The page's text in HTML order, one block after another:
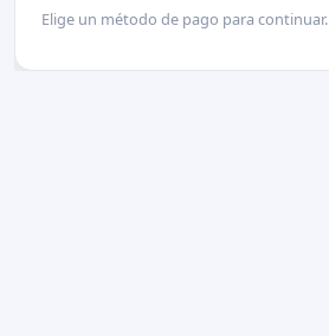
Elige un método de pago para continuar.